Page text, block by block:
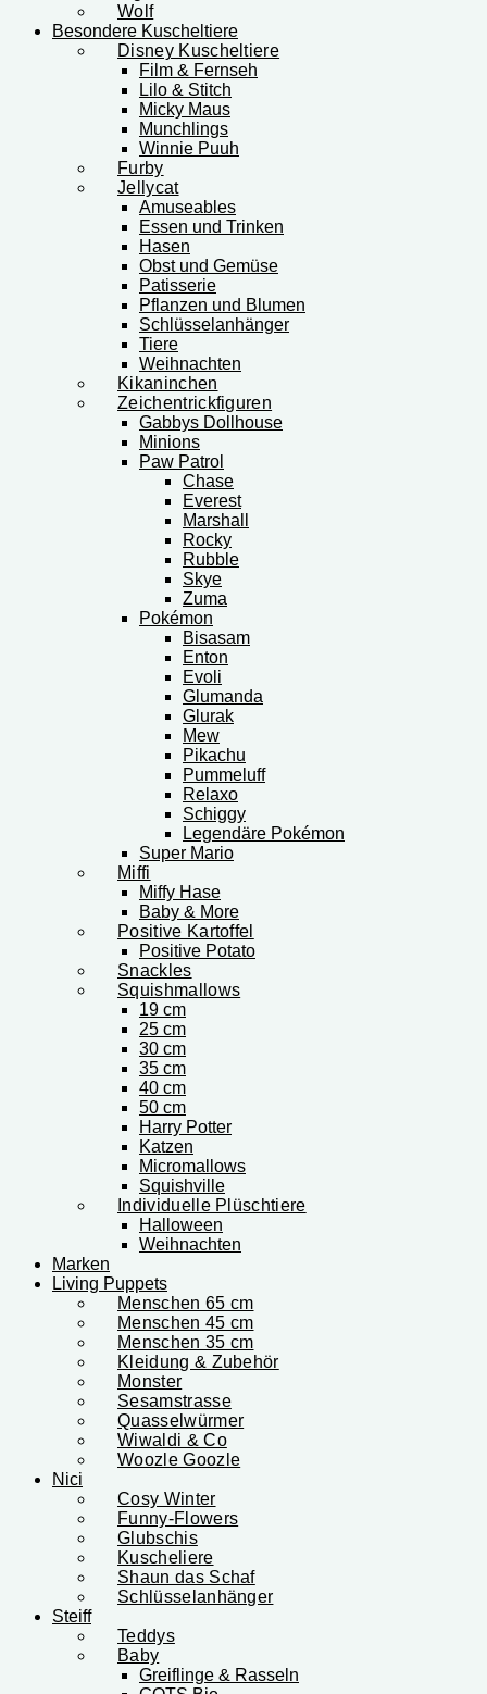
Wolf
Besondere Kuscheltiere
Disney Kuscheltiere
Film & Fernseh
Lilo & Stitch
Micky Maus
Munchlings
Winnie Puuh
Furby
Jellycat
Amuseables
Essen und Trinken
Hasen
Obst und Gemüse
Patisserie
Pflanzen und Blumen
Schlüsselanhänger
Tiere
Weihnachten
Kikaninchen
Zeichentrickfiguren
Gabbys Dollhouse
Minions
Paw Patrol
Chase
Everest
Marshall
Rocky
Rubble
Skye
Zuma
Pokémon
Bisasam
Enton
Evoli
Glumanda
Glurak
Mew
Pikachu
Pummeluff
Relaxo
Schiggy
Legendäre Pokémon
Super Mario
Miffi
Miffy Hase
Baby & More
Positive Kartoffel
Positive Potato
Snackles
Squishmallows
19 cm
25 cm
30 cm
35 cm
40 cm
50 cm
Harry Potter
Katzen
Micromallows
Squishville
Individuelle Plüschtiere
Halloween
Weihnachten
Marken
Living Puppets
Menschen 65 cm
Menschen 45 cm
Menschen 35 cm
Kleidung & Zubehör
Monster
Sesamstrasse
Quasselwürmer
Wiwaldi & Co
Woozle Goozle
Nici
Cosy Winter
Funny-Flowers
Glubschis
Kuscheliere
Shaun das Schaf
Schlüsselanhänger
Steiff
Teddys
Baby
Greiflinge & Rasseln